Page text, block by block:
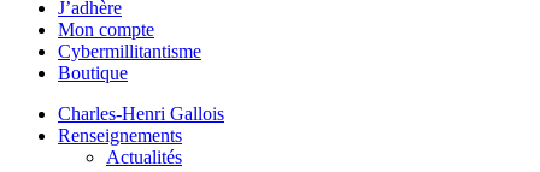
J’adhère
Mon compte
Cybermillitantisme
Boutique
Charles-Henri Gallois
Renseignements
Actualités